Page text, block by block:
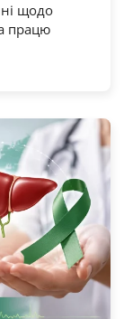
щодо
працю